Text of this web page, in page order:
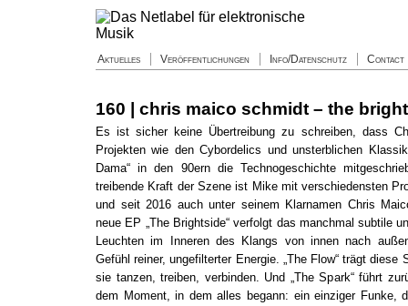
Aktuelles Veröffentlichungen Info/Datenschutz Contact
160 | chris maico schmidt – the
Es ist sicher keine Übertreibung zu schreiben, dass
Projekten wie den Cybordelics und unsterblichen
Dama“ in den 90ern die Technogeschichte
treibende Kraft der Szene ist Mike mit verschiedensten
und seit 2016 auch unter seinem Klarnamen Chris
neue EP „The Brightside“ verfolgt das manchmal subtile
Leuchten im Inneren des Klangs von innen nach
Gefühl reiner, ungefilterter Energie. „The Flow“ trägt diese
sie tanzen, treiben, verbinden. Und „The Spark“ führt
dem Moment, in dem alles begann: ein einziger Funke,